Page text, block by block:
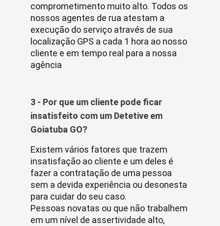
comprometimento muito alto. Todos os
nossos agentes de rua atestam a
execução do serviço através de sua
localização GPS a cada 1 hora ao nosso
cliente e em tempo real para a nossa
agência
3 - Por que um cliente pode ficar
insatisfeito com um Detetive em
Goiatuba GO?
Existem vários fatores que trazem
insatisfação ao cliente e um deles é
fazer a contratação de uma pessoa
sem a devida experiência ou desonesta
para cuidar do seu caso.
Pessoas novatas ou que não trabalhem
em um nível de assertividade alto,